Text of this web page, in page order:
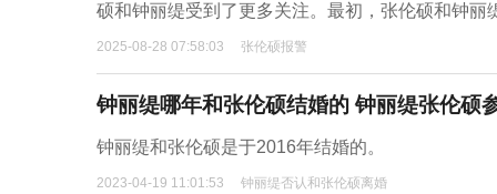
硕和钟丽缇受到了更多关注。最初，张伦硕和钟
2025-08-28 07:58:03 张伦硕报警
钟丽缇哪年和张伦硕结婚的 钟丽缇张伦硕
钟丽缇和张伦硕是于2016年结婚的。
2023-04-19 11:01:53 钟丽缇否认和张伦硕离婚